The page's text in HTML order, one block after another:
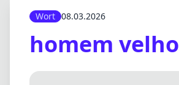
Wort 08.03.2026
homem velho